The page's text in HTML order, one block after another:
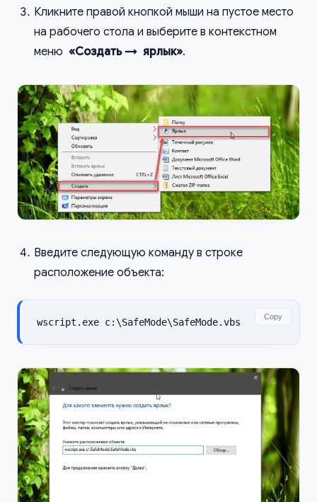
Кликните правой кнопкой мыши на пустое место
на рабочего стола и выберите в контекстном
меню «Создать → ярлык».
Введите следующую команду в строке
расположение объекта:
wscript.exe c:\SafeMode\SafeMode.vbs Copy